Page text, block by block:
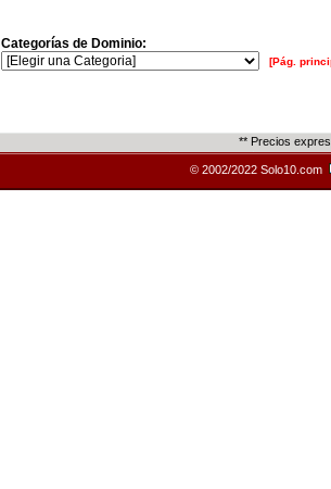
Categorías de Dominio:
[Pág.
** Precios
© 2002/2022 Solo10.com